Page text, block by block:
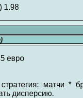
1.98
евро
матчи *
дисперсию.